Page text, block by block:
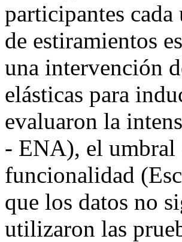
participantes
de estiramientos
una intervención
elásticas para
evaluaron la
- ENA), el umbral
funcionalidad
que los datos no
utilizaron las